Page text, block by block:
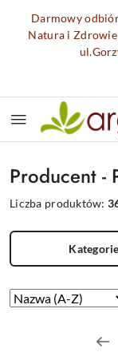
Przejdź do
Przejdź do
Przejdź do
Przejdź do
Przejdź do
Darmowy
Natura i Zdrowie
Producent -
Liczba produktów:
Kategorie
Zastosowano
Sortuj